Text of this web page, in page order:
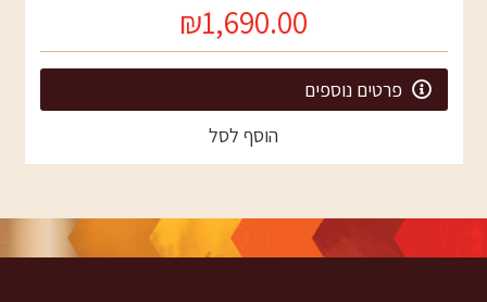
₪1,690.00
פרטים נוספים
הוסף לסל